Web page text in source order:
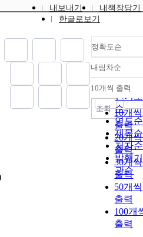
내보내기
내책장담기
한글로보기
정확도순
정확도
순
인기도
순
연도순
제목순
저자순
발행기
관순
내림차순
내림
10개씩 출력
10개씩
출력
20개씩
출력
30개씩
출력
50개씩
출력
100개
출력
조회